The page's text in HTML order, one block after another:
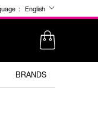
: English
BRANDS